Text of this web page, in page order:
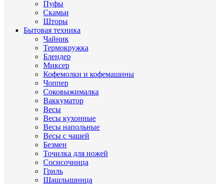
Пуфы
Скамьи
Шторы
Бытовая техника
Чайник
Термокружка
Блендер
Миксер
Кофемолки и кофемашины
Чоппер
Соковыжималка
Ваккуматор
Весы
Весы кухонные
Весы напольные
Весы с чашей
Безмен
Точилка для ножей
Сосисочница
Гриль
Шашлышница